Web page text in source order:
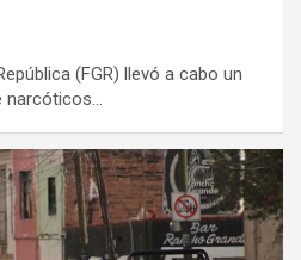
(FGR) llevó a cabo un
narcóticos…